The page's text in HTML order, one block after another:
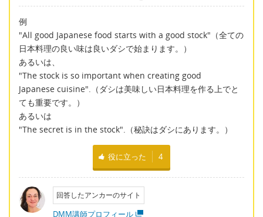
例
"All good Japanese food starts with a good stock"（全ての
日本料理の良い味は良いダシで始まります。）
あるいは、
"The stock is so important when creating good
Japanese cuisine".（ダシは美味しい日本料理を作る上でと
ても重要です。）
あるいは
"The secret is in the stock".（秘訣はダシにあります。）
役に立った 4
回答したアンカーのサイト
DMM講師プロフィール